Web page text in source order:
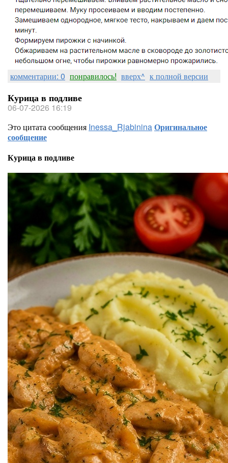
комментарии: 0 понравилось! вверх^ к полной версии
Курица в подливе
06-07-2026 16:19
Это цитата сообщения Inessa_RjabininaОригинальное
сообщение
Курица в подливе